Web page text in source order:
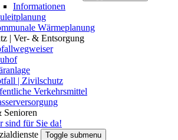
Informationen
Wärmeplanung
| Ver- & Entsorgung
| Zivilschutz
Verkehrsmittel
Senioren
sind für Sie da!
Toggle submenu